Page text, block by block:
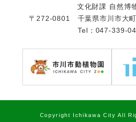
文化財課 自然博
〒272-0801 千葉県市川市大
Tel：047-339-
Copyright Ichikawa City All